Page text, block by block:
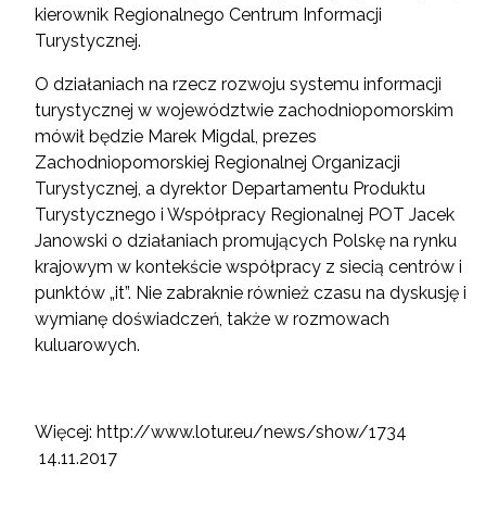
kierownik Regionalnego Centrum Informacji
Turystycznej.
O działaniach na rzecz rozwoju systemu informacji
turystycznej w województwie zachodniopomorskim
mówił będzie Marek Migdal, prezes
Zachodniopomorskiej Regionalnej Organizacji
Turystycznej, a dyrektor Departamentu Produktu
Turystycznego i Współpracy Regionalnej POT Jacek
Janowski o działaniach promujących Polskę na rynku
krajowym w kontekście współpracy z siecią centrów i
punktów „it”. Nie zabraknie również czasu na dyskusję i
wymianę doświadczeń, także w rozmowach
kuluarowych.
Więcej: http://www.lotur.eu/news/show/1734
14.11.2017